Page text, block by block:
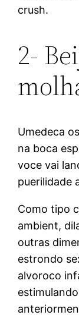
crush.
2-
Umedeca
na boca
voce vai
puerilidade
Como tipo
ambient,
outras
estrondo
alvoroco